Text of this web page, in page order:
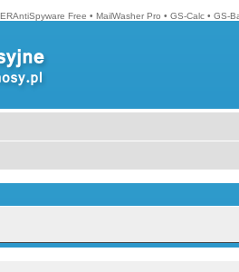
Free • MailWasher Pro • GS-Calc • GS-